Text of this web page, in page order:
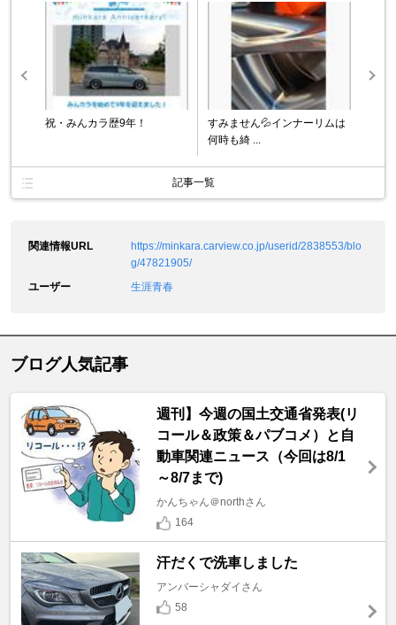
祝・みんカラ歴9年！
すみません💦インナーリムは
何時も綺 ...
記事一覧
関連情報URL
https://minkara.carview.co.jp/userid/2838553/blo
g/47821905/
ユーザー
生涯青春
ブログ人気記事
週刊】今週の国土交通省発表(リ
コール＆政策＆パブコメ）と自
動車関連ニュース（今回は8/1
～8/7まで)
かんちゃん＠northさん
164
汗だくで洗車しました
アンバーシャダイさん
58